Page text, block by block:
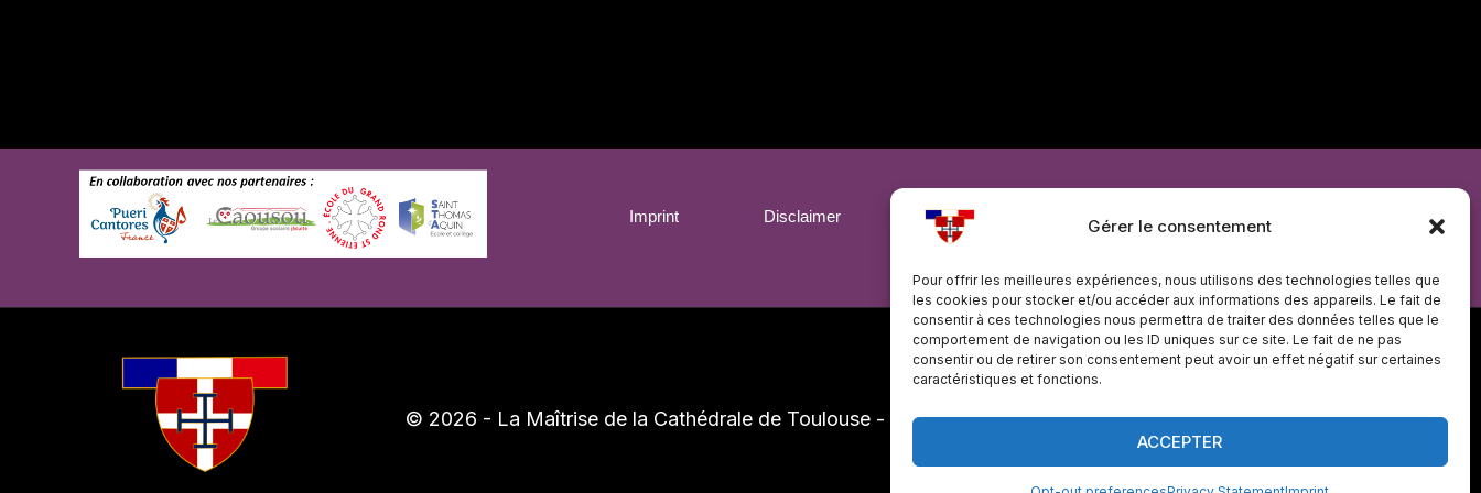
Gérer le consentement
Pour offrir les meilleures expériences, nous utilisons des technologies telles que
les cookies pour stocker et/ou accéder aux informations des appareils. Le fait de
consentir à ces technologies nous permettra de traiter des données telles que le
comportement de navigation ou les ID uniques sur ce site. Le fait de ne pas
consentir ou de retirer son consentement peut avoir un effet négatif sur certaines
caractéristiques et fonctions.
ACCEPTER
Imprint Disclaimer Politique de cookies
© 2026 - La Maîtrise de la Cathédrale de Toulouse - Tous droits réservés